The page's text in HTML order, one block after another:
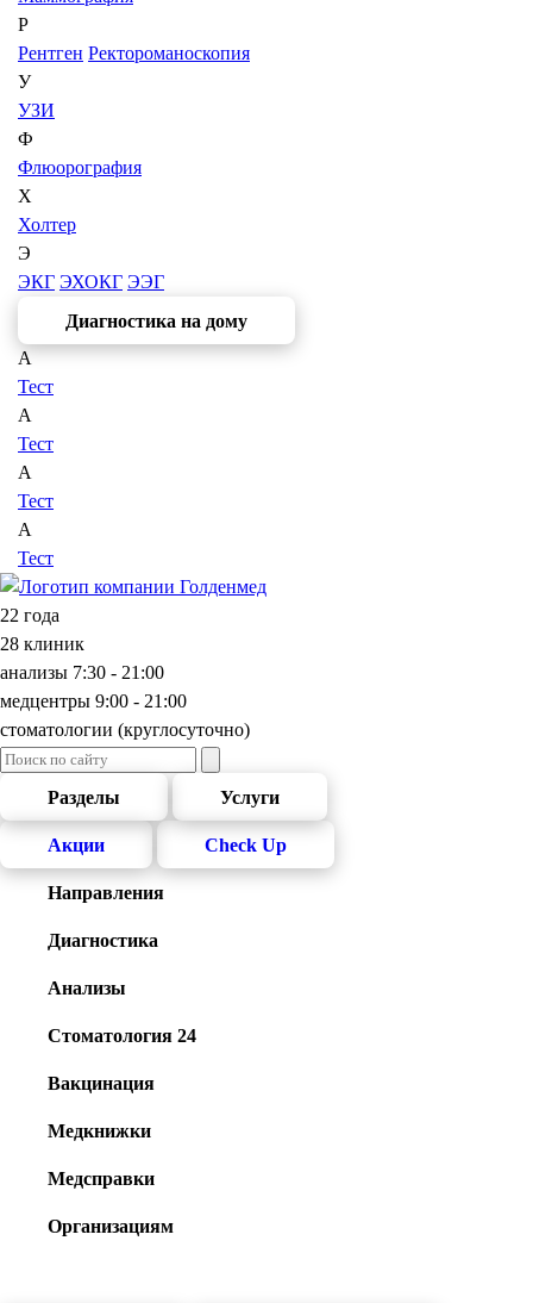
Р
Рентген Ректороманоскопия
У
УЗИ
Ф
Флюорография
Х
Холтер
Э
ЭКГ ЭХОКГ ЭЭГ
Диагностика на дому
А
Тест
А
Тест
А
Тест
А
Тест
22 года
28 клиник
анализы 7:30 - 21:00
медцентры 9:00 - 21:00
cтоматологии (круглосуточно)
Разделы Услуги
Акции Check Up
Направления
Диагностика
Анализы
Стоматология 24
Вакцинация
Медкнижки
Медсправки
Организациям